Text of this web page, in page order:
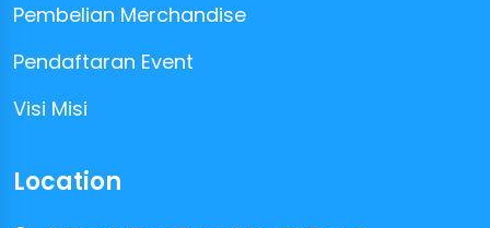
Pembelian Merchandise
Pendaftaran Event
Visi Misi
Location